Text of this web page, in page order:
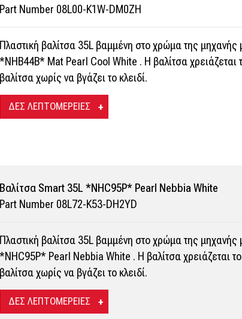
Part Number 08L00-K1W-DM0ZH
Πλαστική βαλίτσα 35L βαμμένη στο χρώμα της
*NHB44B* Mat Pearl Cool White . Η βαλίτσα χρειάζεται
βαλίτσα χωρίς να βγάζει το κλειδί.
ΔΕΣ ΛΕΠΤΟΜΕΡΕΙΕΣ
Bαλίτσα Smart 35L *NHC95P* Pearl Nebbia White
Part Number 08L72-K53-DH2YD
Πλαστική βαλίτσα 35L βαμμένη στο χρώμα της
*NHC95P* Pearl Nebbia White . Η βαλίτσα χρειάζεται
βαλίτσα χωρίς να βγάζει το κλειδί.
ΔΕΣ ΛΕΠΤΟΜΕΡΕΙΕΣ